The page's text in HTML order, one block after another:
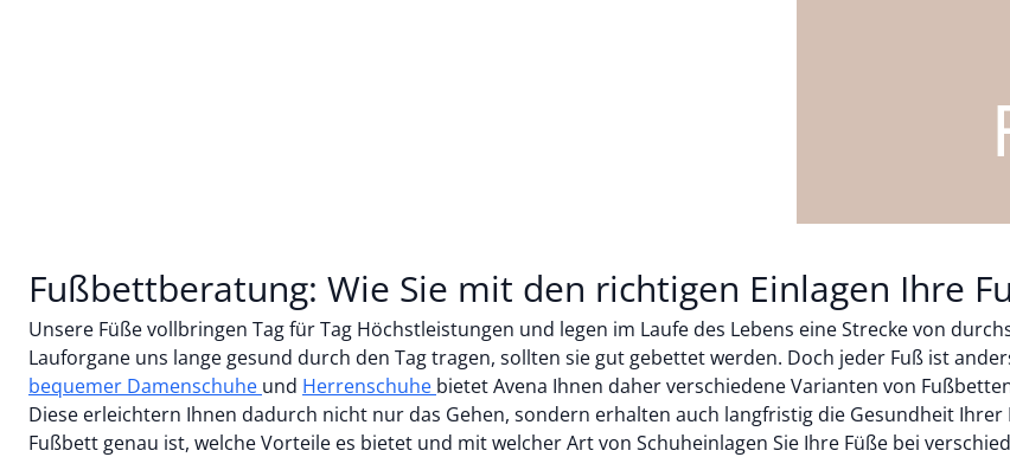
Fußbettberatung: Wie Sie mit den richtigen Einlagen Ihre
Unsere Füße vollbringen Tag für Tag Höchstleistungen und legen im Laufe des Lebens eine Strecke von
Lauforgane uns lange gesund durch den Tag tragen, sollten sie gut gebettet werden. Doch jeder Fuß ist
bequemer Damenschuhe und Herrenschuhe bietet Avena Ihnen daher verschiedene Varianten von
Diese erleichtern Ihnen dadurch nicht nur das Gehen, sondern erhalten auch langfristig die Gesundheit
Fußbett genau ist, welche Vorteile es bietet und mit welcher Art von Schuheinlagen Sie Ihre Füße bei